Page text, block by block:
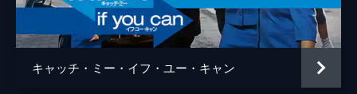
キャッチ・ミー・イフ・ユー・キャン